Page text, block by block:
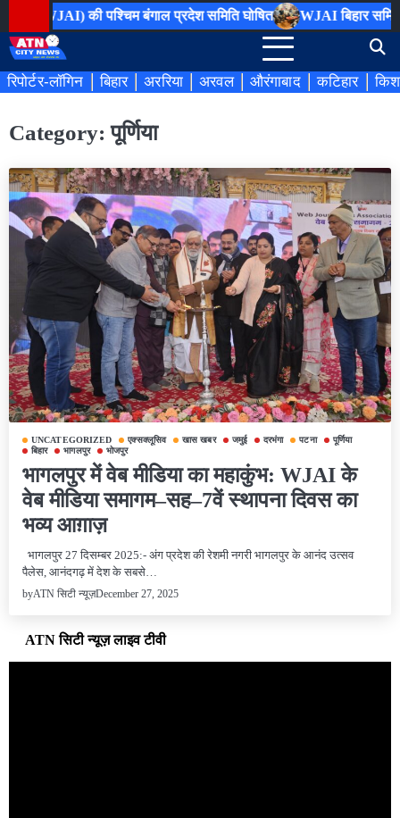
to
content
(WJAI) की पश्चिम बंगाल प्रदेश समिति घोषित WJAI बिहार समिति
रिपोर्टर-लॉगिन बिहार अररिया अरवल औरंगाबाद कटिहार
Category:पूर्णिया
UNCATEGORIZED एक्सक्लूसिव खास खबर जमुई दरभंगा पटना
पूर्णिया
बिहार
भागलपुर भोजपुर
भागलपुर में वेब मीडिया का महाकुंभ: WJAI के
वेब मीडिया समागम–सह–7वें स्थापना दिवस का
भव्य आग़ाज़
भागलपुर 27 दिसम्बर 2025:- अंग प्रदेश की रेशमी नगरी भागलपुर के आनंद उत्सव
पैलेस, आनंदगढ़ में देश के सबसे…
byATN सिटी न्यूज़December 27, 2025
ATN सिटी न्यूज़ लाइव टीवी